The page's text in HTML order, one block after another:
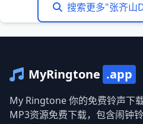
搜索更多"张齐山
MyRingtone .app
My Ringtone 你的免费铃声下
MP3资源免费下载，包含闹钟